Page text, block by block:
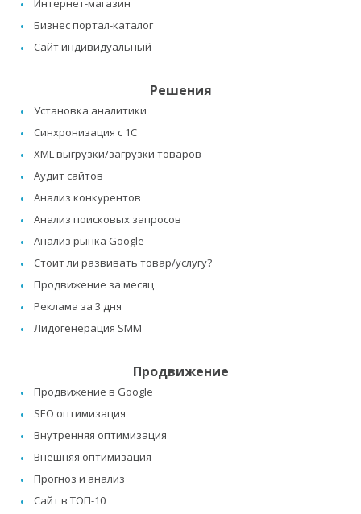
Интернет-магазин
Бизнес портал-каталог
Сайт индивидуальный
Решения
Установка аналитики
Синхронизация с 1C
XML выгрузки/загрузки товаров
Аудит сайтов
Анализ конкурентов
Анализ поисковых запросов
Анализ рынка Google
Стоит ли развивать товар/услугу?
Продвижение за месяц
Реклама за 3 дня
Лидогенерация SMM
Продвижение
Продвижение в Google
SEO оптимизация
Внутренняя оптимизация
Внешняя оптимизация
Прогноз и анализ
Сайт в ТОП-10